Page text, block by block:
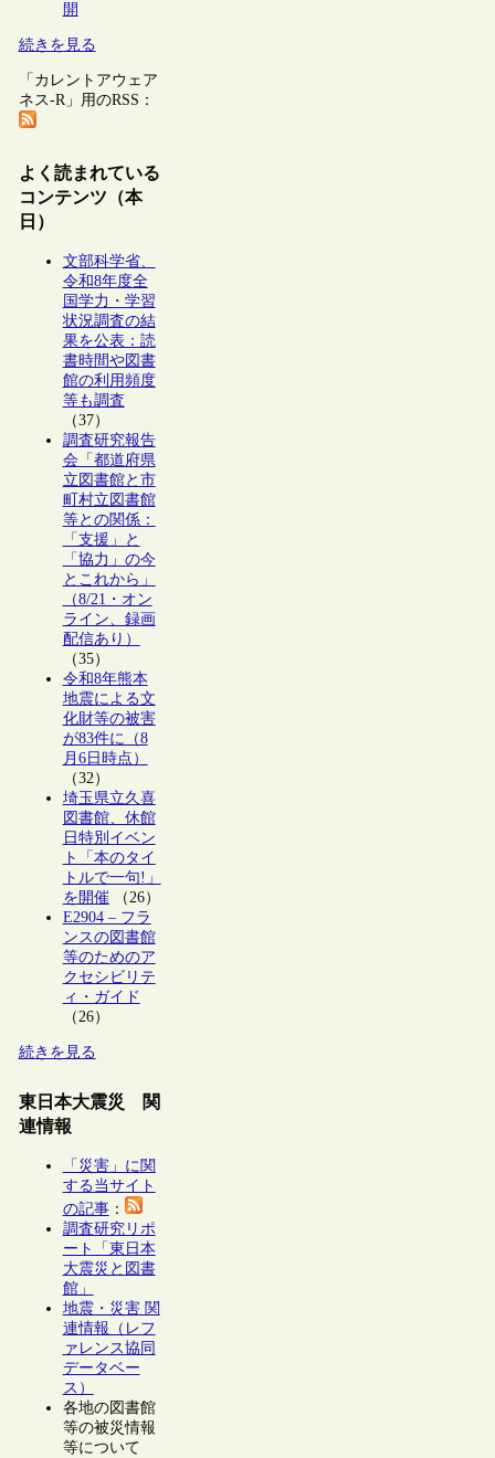
開
続きを見る
「カレントアウェア
ネス-R」用のRSS：
よく読まれている
コンテンツ（本
日）
文部科学省、
令和8年度全
国学力・学習
状況調査の結
果を公表：読
書時間や図書
館の利用頻度
等も調査
（37）
調査研究報告
会「都道府県
立図書館と市
町村立図書館
等との関係：
「支援」と
「協力」の今
とこれから」
（8/21・オン
ライン、録画
配信あり）
（35）
令和8年熊本
地震による文
化財等の被害
が83件に（8
月6日時点）
（32）
埼玉県立久喜
図書館、休館
日特別イベン
ト「本のタイ
トルで一句!」
を開催（26）
E2904 – フラ
ンスの図書館
等のためのア
クセシビリテ
ィ・ガイド
（26）
続きを見る
東日本大震災 関
連情報
「災害」に関
する当サイト
の記事：
調査研究リポ
ート「東日本
大震災と図書
館」
地震・災害 関
連情報（レフ
ァレンス協同
データベー
ス）
各地の図書館
等の被災情報
等について